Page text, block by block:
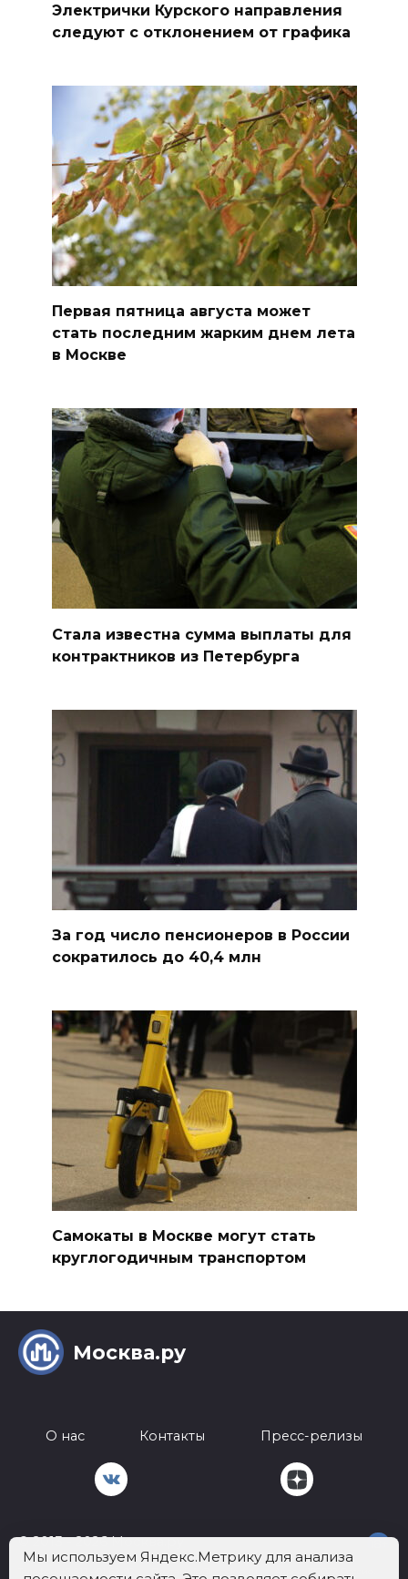
Электрички Курского направления
следуют с отклонением от графика
Первая пятница августа может
стать последним жарким днем лета
в Москве
Стала известна сумма выплаты для
контрактников из Петербурга
За год число пенсионеров в России
сократилось до 40,4 млн
Самокаты в Москве могут стать
круглогодичным транспортом
Москва.ру
О нас Контакты Пресс-релизы
© 2013 - 2026 Москва.ру
Почта:info@mockva.ru
Адрес: 197022 Россия,
Мы используем Яндекс.Метрику для анализа